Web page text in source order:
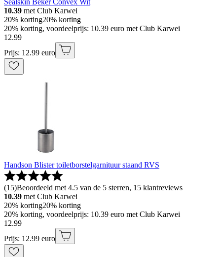
Sealskin Beker Convex Wit
10.39 met Club Karwei
20% korting20% korting
20% korting, voordeelprijs: 10.39 euro met Club Karwei
12.99
Prijs: 12.99 euro
Handson Blister toiletborstelgarnituur staand RVS
(15)Beoordeeld met 4.5 van de 5 sterren, 15 klantreviews
10.39 met Club Karwei
20% korting20% korting
20% korting, voordeelprijs: 10.39 euro met Club Karwei
12.99
Prijs: 12.99 euro